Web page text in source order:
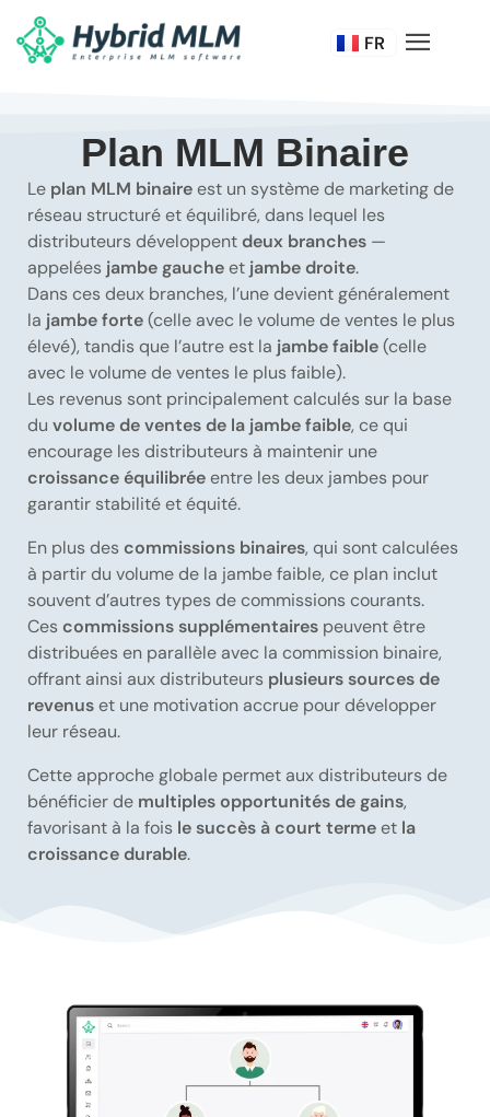
FR
IT
Plan MLM Binaire
Le plan MLM binaireest un système de marketing de
réseau structuré et équilibré, dans lequel les
distributeurs développent deux branches —
appelées jambe gaucheet jambe droite.
Dans ces deux branches, l’une devient généralement
la jambe forte(celle avec le volume de ventes le plus
élevé), tandis que l’autre est la jambe faible(celle
avec le volume de ventes le plus faible).
Les revenus sont principalement calculés sur la base
du volume de ventes de la jambe faible, ce qui
encourage les distributeurs à maintenir une
croissance équilibréeentre les deux jambes pour
garantir stabilité et équité.
En plus des commissions binaires, qui sont calculées
à partir du volume de la jambe faible, ce plan inclut
souvent d’autres types de commissions courants.
Ces commissions supplémentaires peuvent être
distribuées en parallèle avec la commission binaire,
offrant ainsi aux distributeurs plusieurs sources de
revenuset une motivation accrue pour développer
leur réseau.
Cette approche globale permet aux distributeurs de
bénéficier de multiples opportunités de gains,
favorisant à la fois le succès à court termeet la
croissance durable.